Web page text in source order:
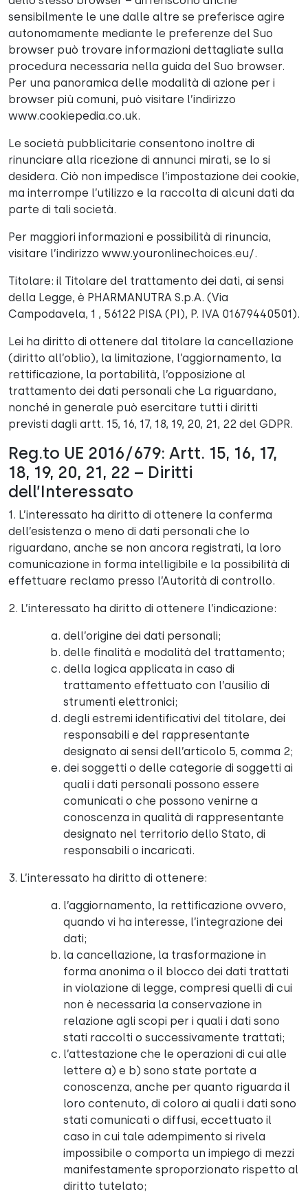
sensibilmente le une dalle altre se preferisce agire
autonomamente mediante le preferenze del Suo
browser può trovare informazioni dettagliate sulla
procedura necessaria nella guida del Suo browser.
Per una panoramica delle modalità di azione per i
browser più comuni, può visitare l’indirizzo
www.cookiepedia.co.uk.
Le società pubblicitarie consentono inoltre di
rinunciare alla ricezione di annunci mirati, se lo si
desidera. Ciò non impedisce l’impostazione dei cookie,
ma interrompe l’utilizzo e la raccolta di alcuni dati da
parte di tali società.
Per maggiori informazioni e possibilità di rinuncia,
visitare l’indirizzo www.youronlinechoices.eu/.
Titolare: il Titolare del trattamento dei dati, ai sensi
della Legge, è PHARMANUTRA S.p.A. (Via
Campodavela, 1 , 56122 PISA (PI), P. IVA 01679440501).
Lei ha diritto di ottenere dal titolare la cancellazione
(diritto all’oblio), la limitazione, l’aggiornamento, la
rettificazione, la portabilità, l’opposizione al
trattamento dei dati personali che La riguardano,
nonché in generale può esercitare tutti i diritti
previsti dagli artt. 15, 16, 17, 18, 19, 20, 21, 22 del GDPR.
Reg.to UE 2016/679: Artt. 15, 16, 17,
18, 19, 20, 21, 22 – Diritti
dell’Interessato
1. L’interessato ha diritto di ottenere la conferma
dell’esistenza o meno di dati personali che lo
riguardano, anche se non ancora registrati, la loro
comunicazione in forma intelligibile e la possibilità di
effettuare reclamo presso l’Autorità di controllo.
2. L’interessato ha diritto di ottenere l’indicazione:
dell’origine dei dati personali;
delle finalità e modalità del trattamento;
della logica applicata in caso di
trattamento effettuato con l’ausilio di
strumenti elettronici;
degli estremi identificativi del titolare, dei
responsabili e del rappresentante
designato ai sensi dell’articolo 5, comma 2;
dei soggetti o delle categorie di soggetti ai
quali i dati personali possono essere
comunicati o che possono venirne a
conoscenza in qualità di rappresentante
designato nel territorio dello Stato, di
responsabili o incaricati.
3. L’interessato ha diritto di ottenere:
l’aggiornamento, la rettificazione ovvero,
quando vi ha interesse, l’integrazione dei
dati;
la cancellazione, la trasformazione in
forma anonima o il blocco dei dati trattati
in violazione di legge, compresi quelli di cui
non è necessaria la conservazione in
relazione agli scopi per i quali i dati sono
stati raccolti o successivamente trattati;
l’attestazione che le operazioni di cui alle
lettere a) e b) sono state portate a
conoscenza, anche per quanto riguarda il
loro contenuto, di coloro ai quali i dati sono
stati comunicati o diffusi, eccettuato il
caso in cui tale adempimento si rivela
impossibile o comporta un impiego di mezzi
manifestamente sproporzionato rispetto al
diritto tutelato;